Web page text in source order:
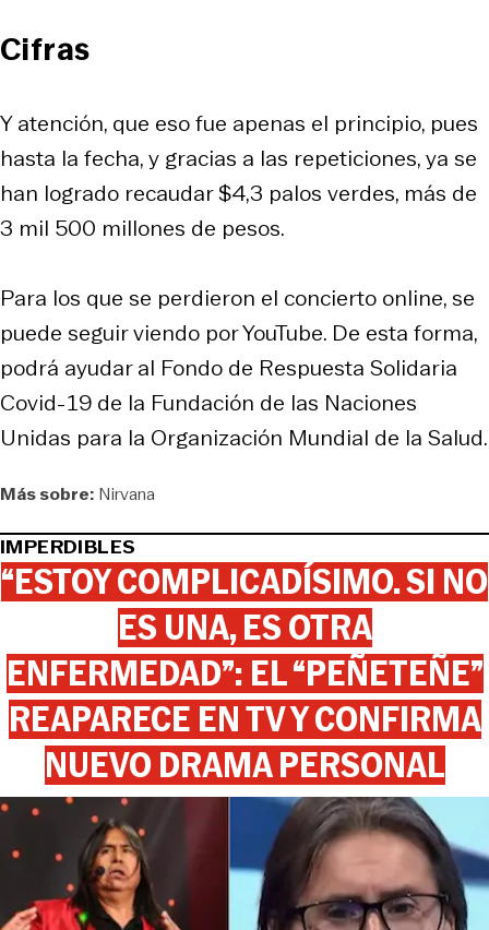
Cifras
Y atención, que eso fue apenas el principio, pues
hasta la fecha, y gracias a las repeticiones, ya se
han logrado recaudar $4,3 palos verdes, más de
3 mil 500 millones de pesos.
Para los que se perdieron el concierto online, se
puede seguir viendo por YouTube. De esta forma,
podrá ayudar al Fondo de Respuesta Solidaria
Covid-19 de la Fundación de las Naciones
Unidas para la Organización Mundial de la Salud.
Más sobre: Nirvana
IMPERDIBLES
“ESTOY COMPLICADÍSIMO. SI NO
ES UNA, ES OTRA
ENFERMEDAD”: EL “PEÑETEÑE”
REAPARECE EN TV Y CONFIRMA
NUEVO DRAMA PERSONAL